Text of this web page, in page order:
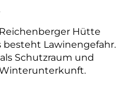
Hütte
Lawinengefahr.
Schutzraum und